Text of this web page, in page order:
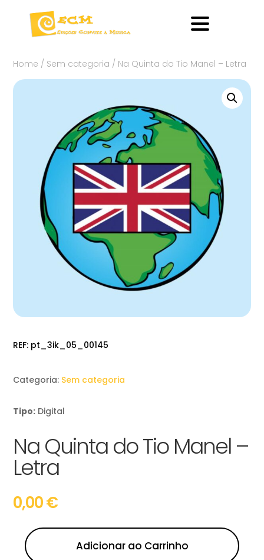
Home / Sem categoria / Na Quinta do Tio Manel – Letra
REF: pt_3ik_05_00145
Categoria: Sem categoria
Tipo: Digital
Na Quinta do Tio Manel –
Letra
0,00€
Adicionar ao Carrinho